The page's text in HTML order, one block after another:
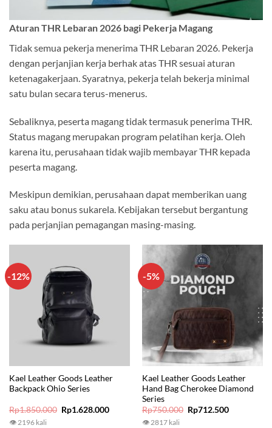
Aturan THR Lebaran 2026 bagi Pekerja Magang
Tidak semua pekerja menerima THR Lebaran 2026. Pekerja
dengan perjanjian kerja berhak atas THR sesuai aturan
ketenagakerjaan. Syaratnya, pekerja telah bekerja minimal
satu bulan secara terus-menerus.
Sebaliknya, peserta magang tidak termasuk penerima THR.
Status magang merupakan program pelatihan kerja. Oleh
karena itu, perusahaan tidak wajib membayar THR kepada
peserta magang.
Meskipun demikian, perusahaan dapat memberikan uang
saku atau bonus sukarela. Kebijakan tersebut bergantung
pada perjanjian pemagangan masing-masing.
-12%
Kael Leather Goods Leather
Backpack Ohio Series
Rp1.850.000 Original
price
Rp1.628.000Current
👁 2196 kali
-5%
Kael Leather Goods Leather
Hand Bag Cherokee Diamond
Series
Rp750.000 Original
price
Rp712.500Current
👁 2817 kali